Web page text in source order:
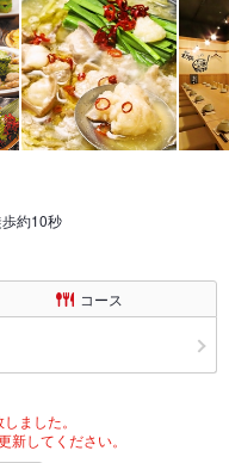
約10秒
コース
ました。
してください。